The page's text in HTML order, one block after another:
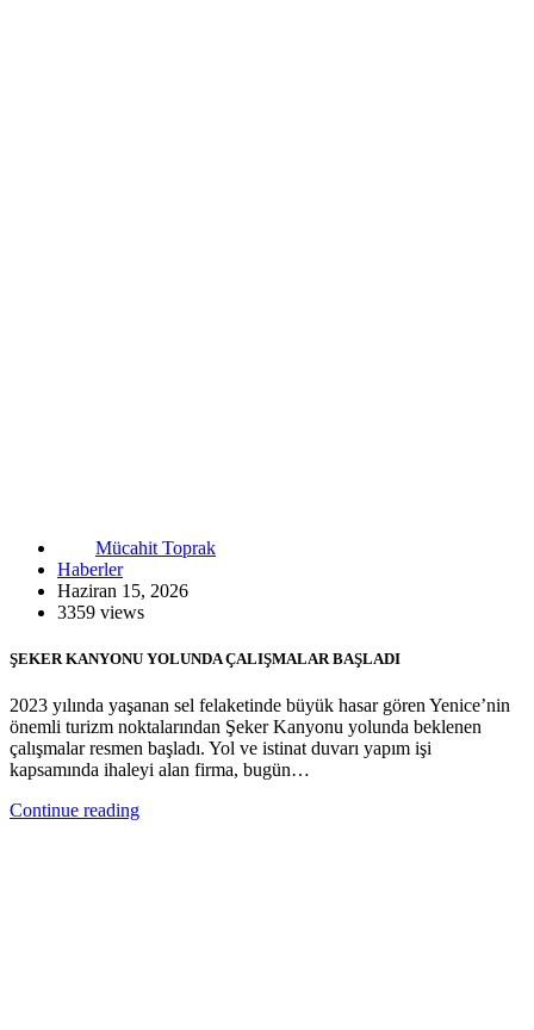
Mücahit Toprak
Haberler
Haziran 15, 2026
3359 views
ŞEKER KANYONU YOLUNDA ÇALIŞMALAR BAŞLADI
2023 yılında yaşanan sel felaketinde büyük hasar gören Yenice’nin
önemli turizm noktalarından Şeker Kanyonu yolunda beklenen
çalışmalar resmen başladı. Yol ve istinat duvarı yapım işi
kapsamında ihaleyi alan firma, bugün…
Continue reading